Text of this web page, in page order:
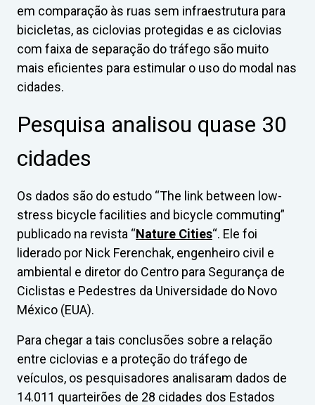
em comparação às ruas sem infraestrutura para
bicicletas, as ciclovias protegidas e as ciclovias
com faixa de separação do tráfego são muito
mais eficientes para estimular o uso do modal nas
cidades.
Pesquisa analisou quase 30
cidades
Os dados são do estudo “The link between low-
stress bicycle facilities and bicycle commuting”
publicado na revista “Nature Cities“. Ele foi
liderado por Nick Ferenchak, engenheiro civil e
ambiental e diretor do Centro para Segurança de
Ciclistas e Pedestres da Universidade do Novo
México (EUA).
Para chegar a tais conclusões sobre a relação
entre ciclovias e a proteção do tráfego de
veículos, os pesquisadores analisaram dados de
14.011 quarteirões de 28 cidades dos Estados